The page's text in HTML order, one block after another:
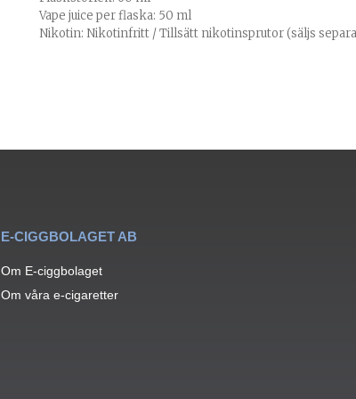
Vape juice per flaska: 50 ml
Nikotin: Nikotinfritt / Tillsätt nikotinsprutor (säljs
E-CIGGBOLAGET AB
Om E-ciggbolaget
Om våra e-cigaretter